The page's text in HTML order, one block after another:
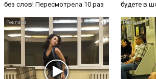
без слов! Пересмотрела 10 раз
будете в
i